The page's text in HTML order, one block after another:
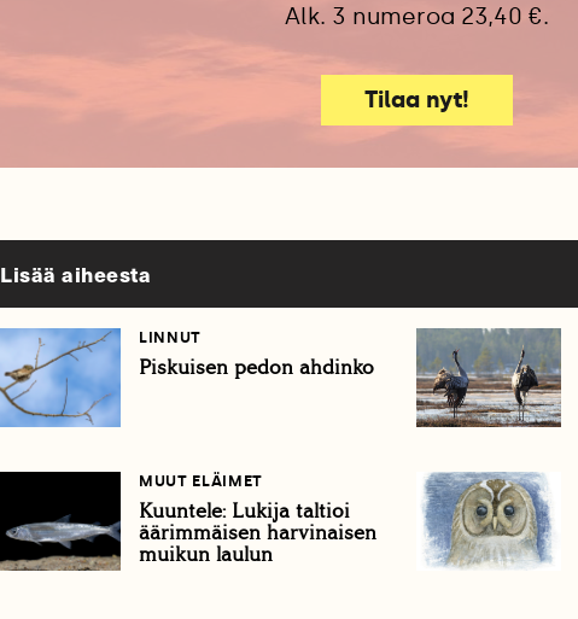
Alk. 3 numeroa 23,40 €.
Tilaa nyt!
Lisää aiheesta
LINNUT
Piskuisen pedon ahdinko
MUUT ELÄIMET
Kuuntele: Lukija taltioi
äärimmäisen harvinaisen
muikun laulun